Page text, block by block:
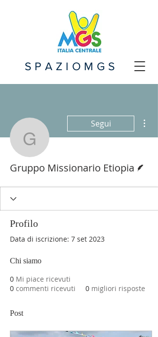
SPAZIOMGS
Gruppo
Segui
Gruppo Missionario Etiopia
Profilo
Data di iscrizione: 7 set 2023
Chi siamo
0 Mi piace ricevuti
0 commenti ricevuti 0 migliori risposte
Post